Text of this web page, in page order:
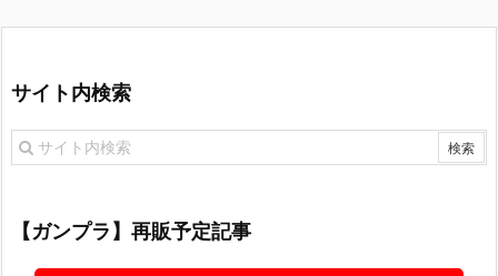
サイト内検索
【ガンプラ】再販予定記事